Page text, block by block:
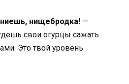
нищебродка! —
свои огурцы сажать
Это твой уровень.